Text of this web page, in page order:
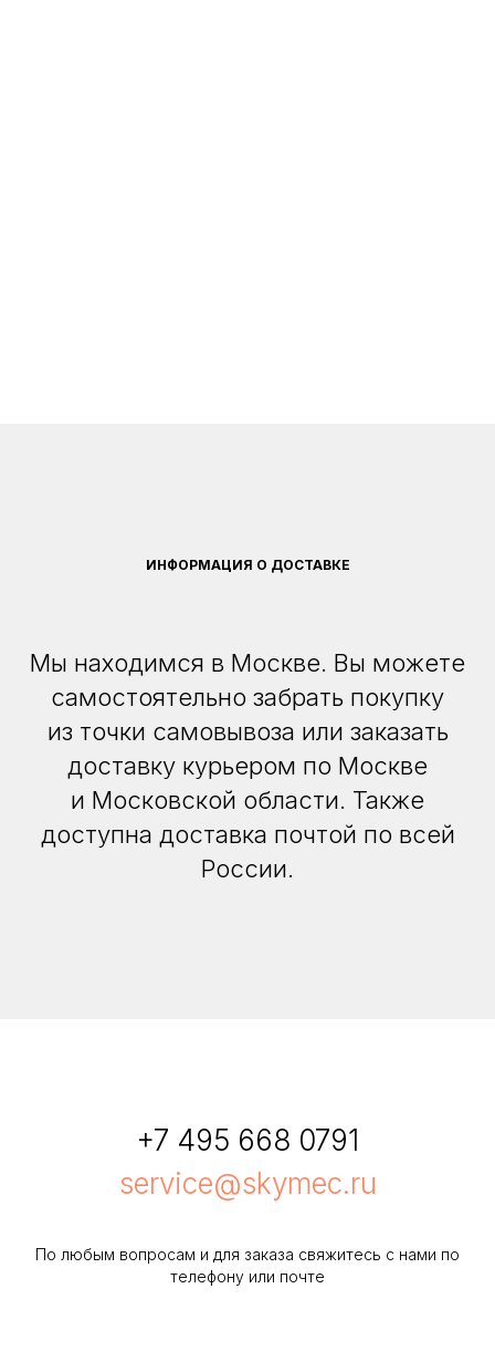
ИНФОРМАЦИЯ О ДОСТАВКЕ
Мы находимся в Москве. Вы можете
самостоятельно забрать покупку
из точки самовывоза или заказать
доставку курьером по Москве
и Московской области. Также
доступна доставка почтой по всей
России.
+7 495 668 0791
service@skymec.ru
По любым вопросам и для заказа свяжитесь с нами по
телефону или почте